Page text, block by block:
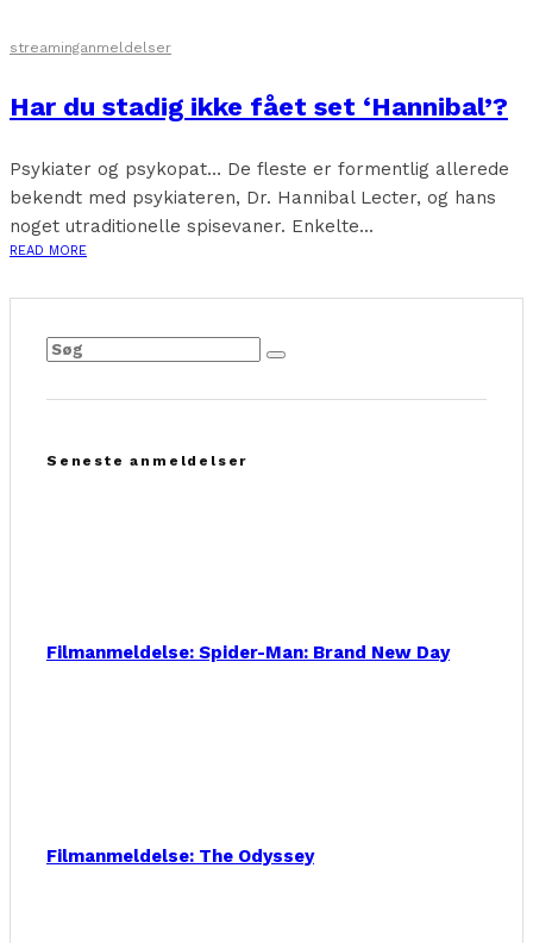
streaminganmeldelser
Har du stadig ikke fået set ‘Hannibal’?
Psykiater og psykopat… De fleste er formentlig allerede
bekendt med psykiateren, Dr. Hannibal Lecter, og hans
noget utraditionelle spisevaner. Enkelte...
READ MORE
Seneste anmeldelser
Filmanmeldelse: Spider-Man: Brand New Day
Filmanmeldelse: The Odyssey